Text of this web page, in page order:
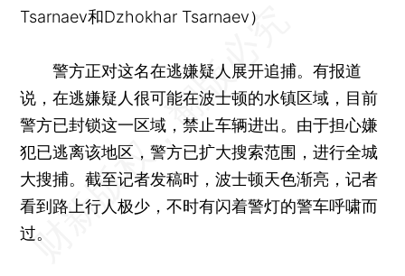
Tsarnaev和Dzhokhar Tsarnaev）
警方正对这名在逃嫌疑人展开追捕。有报道
说，在逃嫌疑人很可能在波士顿的水镇区域，目前
警方已封锁这一区域，禁止车辆进出。由于担心嫌
犯已逃离该地区，警方已扩大搜索范围，进行全城
大搜捕。截至记者发稿时，波士顿天色渐亮，记者
看到路上行人极少，不时有闪着警灯的警车呼啸而
过。